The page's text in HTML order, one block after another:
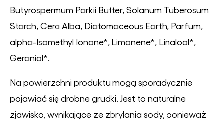
Butyrospermum Parkii Butter, Solanum Tuberosum
Starch, Cera Alba, Diatomaceous Earth, Parfum,
alpha-Isomethyl Ionone*, Limonene*, Linalool*,
Geraniol*.
Na powierzchni produktu mogą sporadycznie
pojawiać się drobne grudki. Jest to naturalne
zjawisko, wynikające ze zbrylania sody, ponieważ